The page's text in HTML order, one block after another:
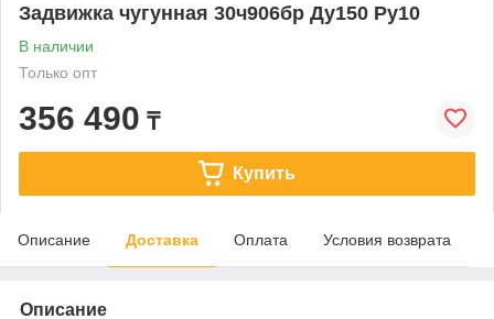
Задвижка чугунная 30ч906бр Ду150 Ру10
В наличии
Только опт
356 490 ₸
Купить
Описание Доставка Оплата Условия возврата
Описание